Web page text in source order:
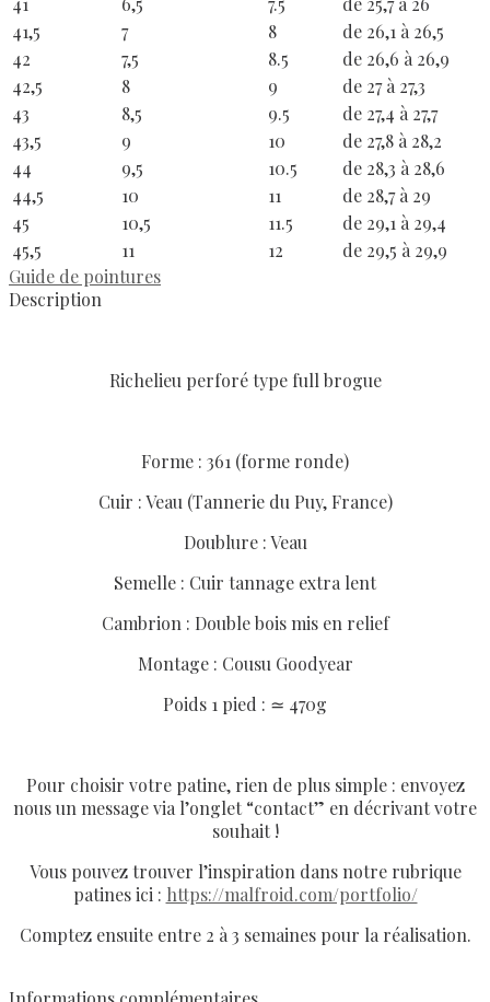
41,5
7 8
de 26,1 à 26,5
42
7,5 8.5
de 26,6 à 26,9
42,5
8 9
de 27 à 27,3
43
8,5 9.5
de 27,4 à 27,7
43,5
9 10
de 27,8 à 28,2
44
9,5 10.5
de 28,3 à 28,6
44,5
10 11
de 28,7 à 29
45
10,5 11.5
de 29,1 à 29,4
45,5
11 12
de 29,5 à 29,9
Guide de pointures
Description
Richelieu perforé type full brogue
Forme : 361 (forme ronde)
Cuir : Veau (Tannerie du Puy, France)
Doublure : Veau
Semelle : Cuir tannage extra lent
Cambrion : Double bois mis en relief
Montage : Cousu Goodyear
Poids 1 pied : ≃ 470g
Pour choisir votre patine, rien de plus simple : envoyez
nous un message via l’onglet “contact” en décrivant votre
souhait !
Vous pouvez trouver l’inspiration dans notre rubrique
patines ici : https://malfroid.com/portfolio/
Comptez ensuite entre 2 à 3 semaines pour la réalisation.